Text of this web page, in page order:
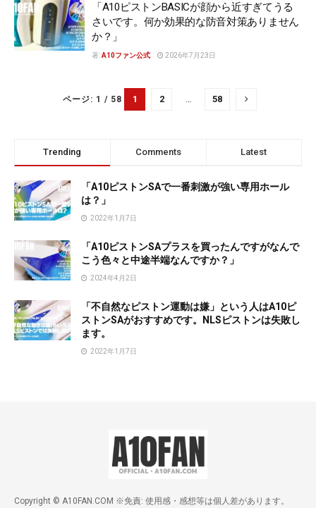
「A10ピストンBASICが顔から近すぎてうる
さいです。何か効果的な防音対策ありません
か？」
著:A10ファン公式 2026年7月23日
ページ: 1 / 58 1 2 … 58
Trending Comments Latest
「A10ピストンSAで一番刺激が強い専用ホール
は？」
2022年1月7日
「A10ピストンSAプラスを買ったんですがなんで
こう色々と中途半端なんですか？」
2024年4月2日
「不自然なピストン運動は嫌」という人はA10ピ
ストンSAがおすすめです。NLSピストンは失敗し
ます。
2022年1月7日
Copyright © A10FAN.COM ※免責: 使用感・感想等は個人差があります。